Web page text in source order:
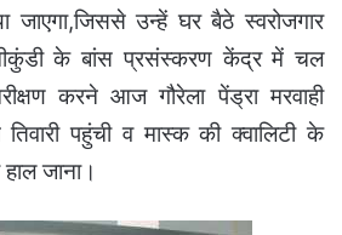
जाएगा,जिससे उन्हें घर बैठे स्वरोजगार
के बांस प्रसंस्करण केंद्र में चल
करने आज गौरेला पेंड्रा मरवाही
पहुंची व मास्क की क्वालिटी के
हाल जाना।